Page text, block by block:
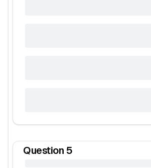
Question 5